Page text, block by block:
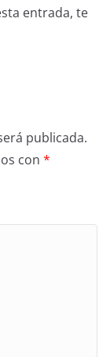
entrada, te
publicada.
con *